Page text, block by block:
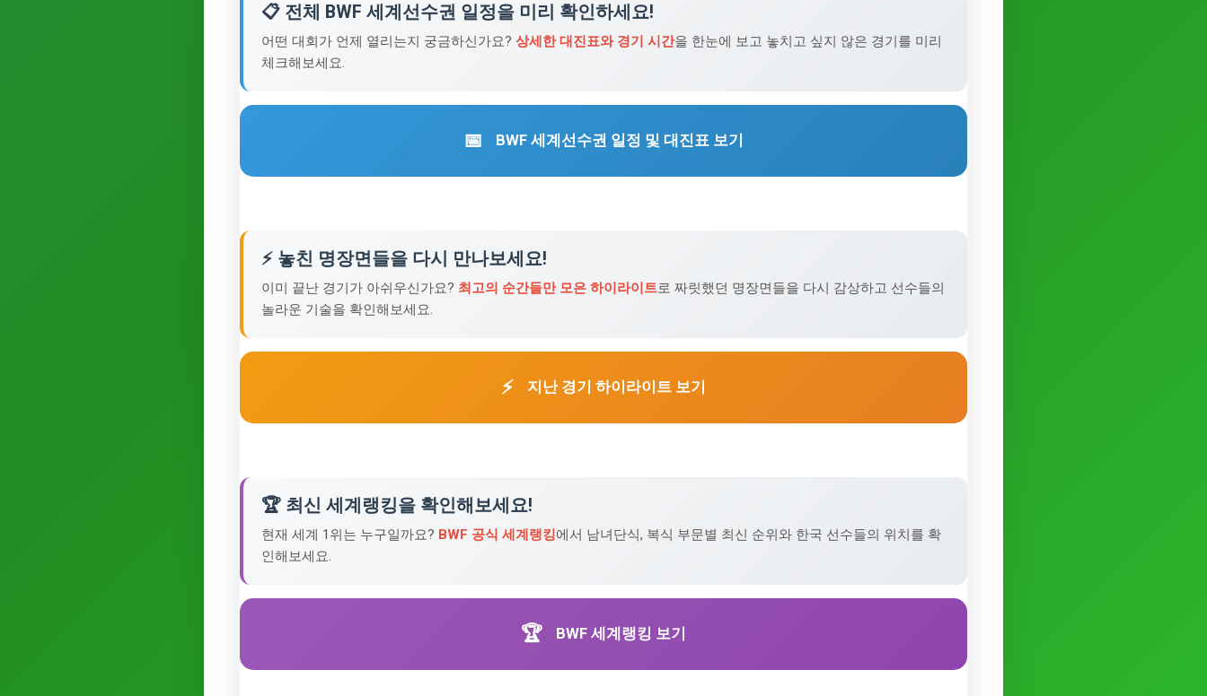
📋 전체 BWF 세계선수권 일정을 미리 확인하세요!
어떤 대회가 언제 열리는지 궁금하신가요? 상세한 대진표와 경기 시간을 한눈에 보고 놓치고 싶지 않은 경기를 미리
체크해보세요.
📅 BWF 세계선수권 일정 및 대진표 보기
⚡ 놓친 명장면들을 다시 만나보세요!
이미 끝난 경기가 아쉬우신가요? 최고의 순간들만 모은 하이라이트로 짜릿했던 명장면들을 다시 감상하고 선수들의
놀라운 기술을 확인해보세요.
⚡ 지난 경기 하이라이트 보기
🏆 최신 세계랭킹을 확인해보세요!
현재 세계 1위는 누구일까요? BWF 공식 세계랭킹에서 남녀단식, 복식 부문별 최신 순위와 한국 선수들의 위치를 확
인해보세요.
🏆 BWF 세계랭킹 보기